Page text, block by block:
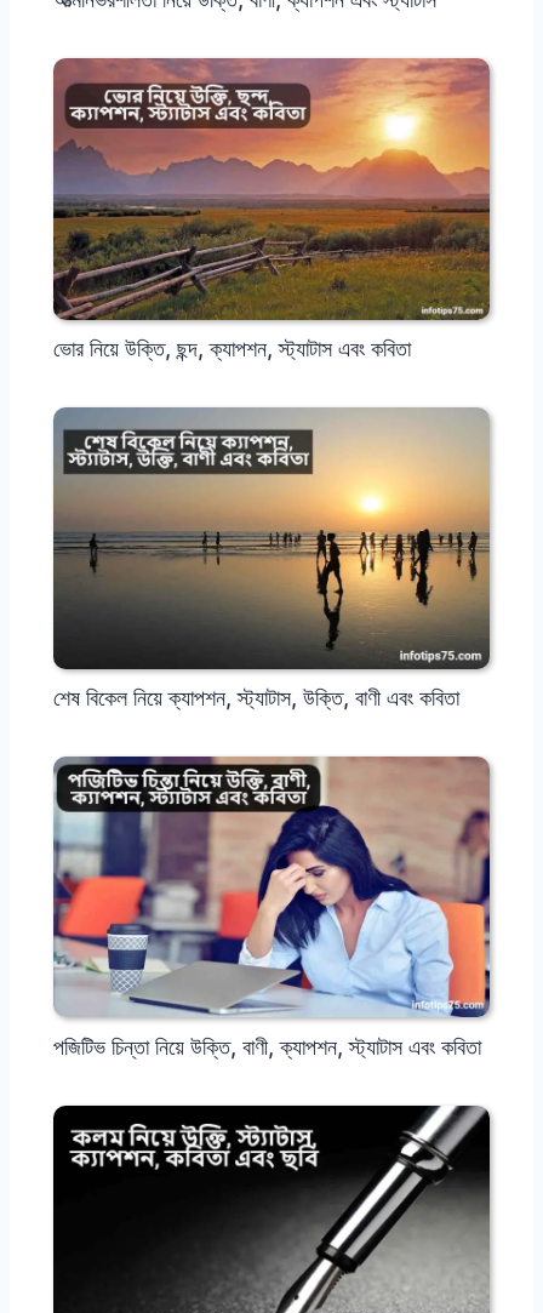
ভোর নিয়ে উক্তি, ছন্দ, ক্যাপশন, স্ট্যাটাস এবং কবিতা
শেষ বিকেল নিয়ে ক্যাপশন, স্ট্যাটাস, উক্তি, বাণী এবং কবিতা
পজিটিভ চিন্তা নিয়ে উক্তি, বাণী, ক্যাপশন, স্ট্যাটাস এবং কবিতা